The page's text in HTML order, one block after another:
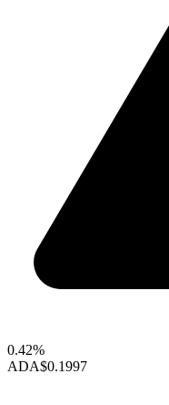
0.42%
ADA$0.1997